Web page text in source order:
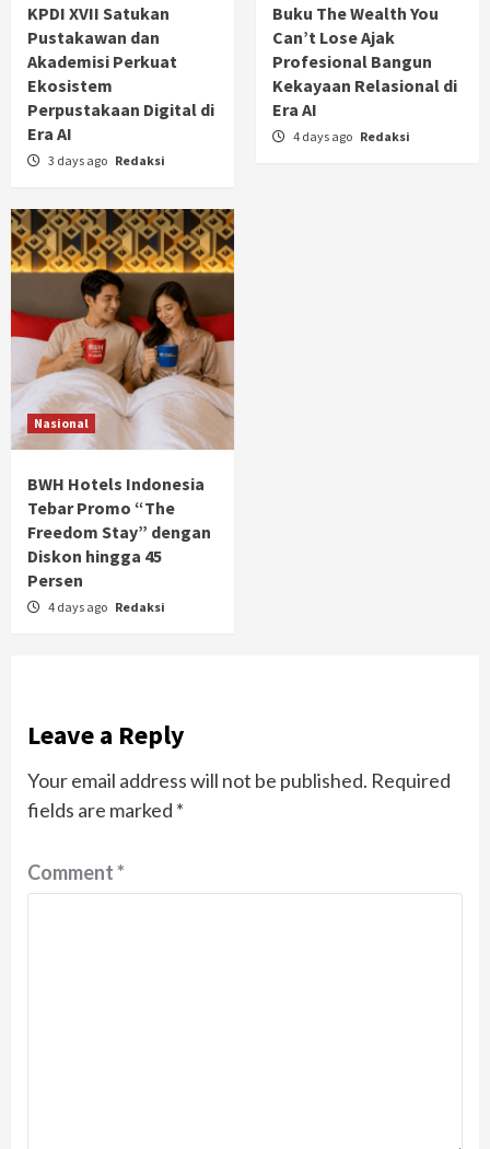
KPDI XVII Satukan
Pustakawan dan
Akademisi Perkuat
Ekosistem
Perpustakaan Digital di
Era AI
3 days ago Redaksi
Buku The Wealth You
Can’t Lose Ajak
Profesional Bangun
Kekayaan Relasional di
Era AI
4 days ago Redaksi
Nasional
BWH Hotels Indonesia
Tebar Promo “The
Freedom Stay” dengan
Diskon hingga 45
Persen
4 days ago Redaksi
Leave a Reply
Your email address will not be published. Required
fields are marked *
Comment*